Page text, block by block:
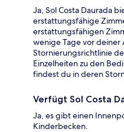
Ja, Sol Costa Daurada
erstattungsfähige
erstattungsfähigen
wenige Tage vor deiner
Stornierungsrichtlinie
Einzelheiten zu den
findest du in deren
Verfügt Sol Costa
Ja, es gibt einen
Kinderbecken.